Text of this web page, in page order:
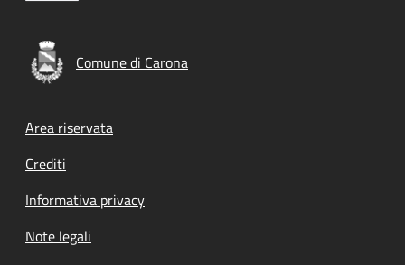
Comune di Carona
Footer menu
Area riservata
Crediti
Informativa privacy
Note legali